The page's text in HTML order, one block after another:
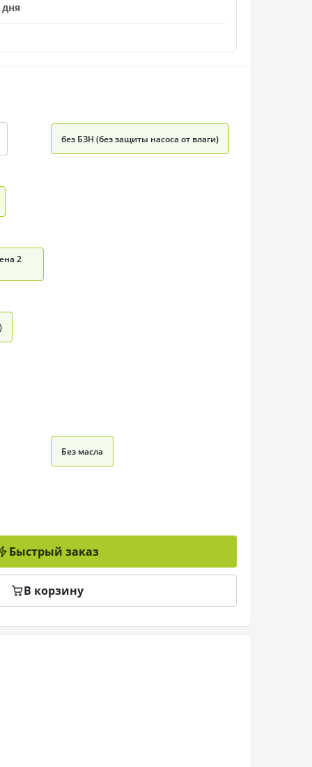
дня
без БЗН (без защиты насоса от влаги)
2
Без масла
Быстрый заказ
В корзину